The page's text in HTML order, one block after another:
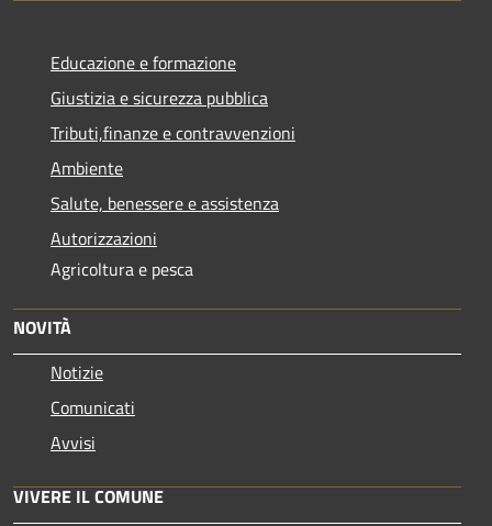
Educazione e formazione
Giustizia e sicurezza pubblica
Tributi,finanze e contravvenzioni
Ambiente
Salute, benessere e assistenza
Autorizzazioni
Agricoltura e pesca
NOVITÀ
Notizie
Comunicati
Avvisi
VIVERE IL COMUNE